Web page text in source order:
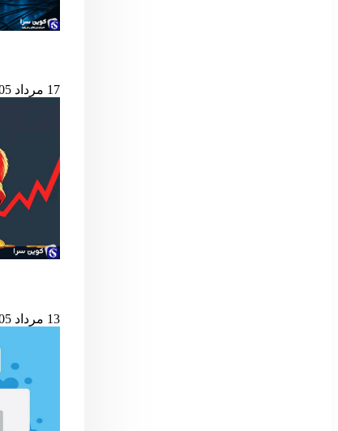
17 مرداد 1405
13 مرداد 1405